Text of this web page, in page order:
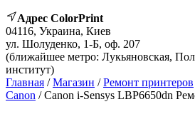
Адрес ColorPrint
04116, Украина, Киев
ул. Шолуденко, 1-Б, оф. 207
(ближайшее метро: Лукьяновская,
институт)
Главная /Магазин /Ремонт принтеров
Canon / Canon i-Sensys LBP6650dn